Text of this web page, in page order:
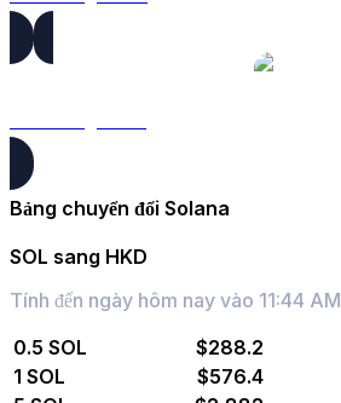
Bảng chuyển đổi Solana
SOL sang HKD
Tính đến ngày hôm nay vào 11:44 AM
0.5 SOL
$288.2
1 SOL
$576.4